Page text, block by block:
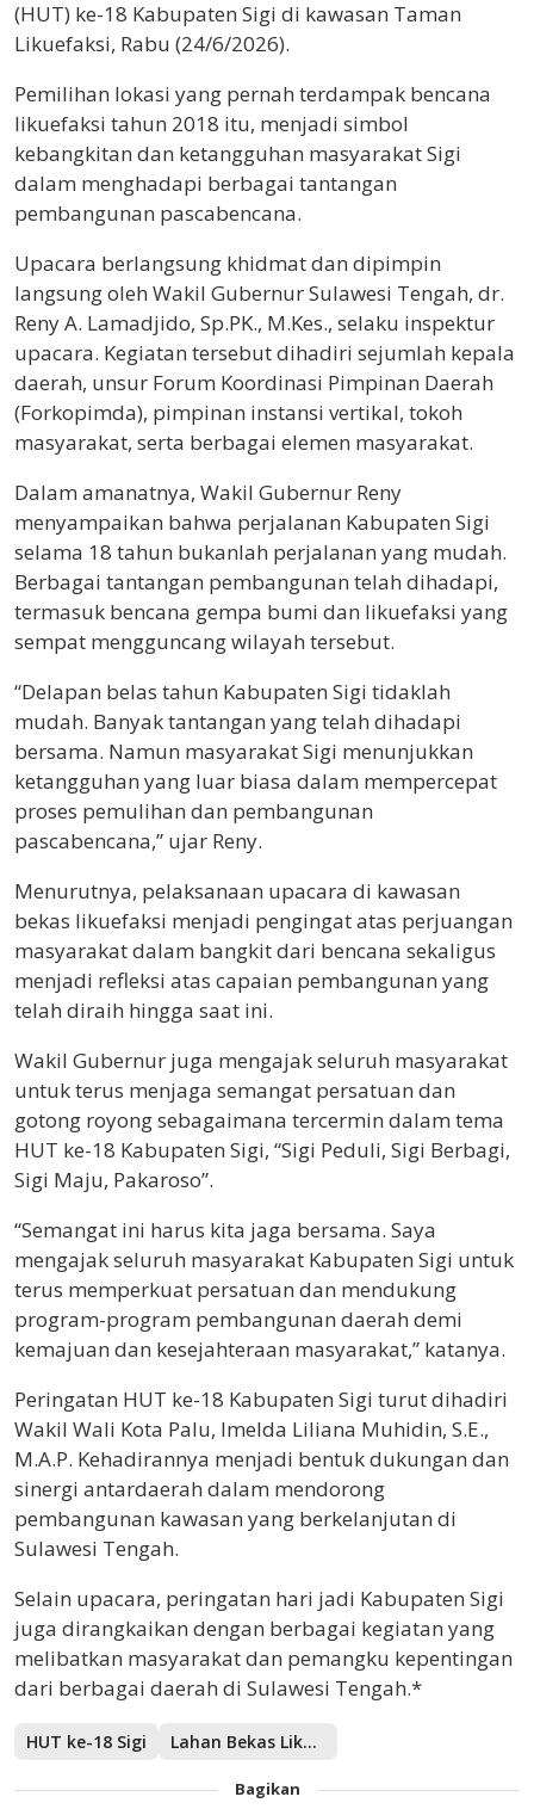
(HUT) ke-18 Kabupaten Sigi di kawasan Taman
Likuefaksi, Rabu (24/6/2026).
Pemilihan lokasi yang pernah terdampak bencana
likuefaksi tahun 2018 itu, menjadi simbol
kebangkitan dan ketangguhan masyarakat Sigi
dalam menghadapi berbagai tantangan
pembangunan pascabencana.
Upacara berlangsung khidmat dan dipimpin
langsung oleh Wakil Gubernur Sulawesi Tengah, dr.
Reny A. Lamadjido, Sp.PK., M.Kes., selaku inspektur
upacara. Kegiatan tersebut dihadiri sejumlah kepala
daerah, unsur Forum Koordinasi Pimpinan Daerah
(Forkopimda), pimpinan instansi vertikal, tokoh
masyarakat, serta berbagai elemen masyarakat.
Dalam amanatnya, Wakil Gubernur Reny
menyampaikan bahwa perjalanan Kabupaten Sigi
selama 18 tahun bukanlah perjalanan yang mudah.
Berbagai tantangan pembangunan telah dihadapi,
termasuk bencana gempa bumi dan likuefaksi yang
sempat mengguncang wilayah tersebut.
“Delapan belas tahun Kabupaten Sigi tidaklah
mudah. Banyak tantangan yang telah dihadapi
bersama. Namun masyarakat Sigi menunjukkan
ketangguhan yang luar biasa dalam mempercepat
proses pemulihan dan pembangunan
pascabencana,” ujar Reny.
Menurutnya, pelaksanaan upacara di kawasan
bekas likuefaksi menjadi pengingat atas perjuangan
masyarakat dalam bangkit dari bencana sekaligus
menjadi refleksi atas capaian pembangunan yang
telah diraih hingga saat ini.
Wakil Gubernur juga mengajak seluruh masyarakat
untuk terus menjaga semangat persatuan dan
gotong royong sebagaimana tercermin dalam tema
HUT ke-18 Kabupaten Sigi, “Sigi Peduli, Sigi Berbagi,
Sigi Maju, Pakaroso”.
“Semangat ini harus kita jaga bersama. Saya
mengajak seluruh masyarakat Kabupaten Sigi untuk
terus memperkuat persatuan dan mendukung
program-program pembangunan daerah demi
kemajuan dan kesejahteraan masyarakat,” katanya.
Peringatan HUT ke-18 Kabupaten Sigi turut dihadiri
Wakil Wali Kota Palu, Imelda Liliana Muhidin, S.E.,
M.A.P. Kehadirannya menjadi bentuk dukungan dan
sinergi antardaerah dalam mendorong
pembangunan kawasan yang berkelanjutan di
Sulawesi Tengah.
Selain upacara, peringatan hari jadi Kabupaten Sigi
juga dirangkaikan dengan berbagai kegiatan yang
melibatkan masyarakat dan pemangku kepentingan
dari berbagai daerah di Sulawesi Tengah.*
HUT ke-18 Sigi Lahan Bekas Likuefaksi
Bagikan